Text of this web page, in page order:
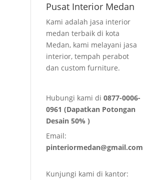
Pusat Interior Medan
Kami adalah jasa interior
medan terbaik di kota
Medan, kami melayani jasa
interior, tempah perabot
dan custom furniture.
Hubungi kami di0877-0006-
0961 (Dapatkan Potongan
Desain 50% )
Email:
pinteriormedan@gmail.com
Kunjungi kami di kantor: